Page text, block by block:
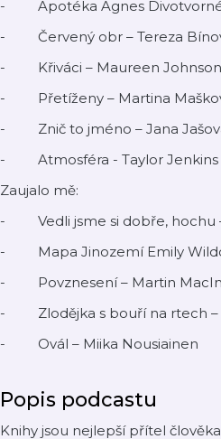
- Apotéka Agnes Divotvorné
- Červený obr – Tereza
- Křiváci – Maureen Johnson
- Přetíženy – Martina
- Znič to jméno – Jana
- Atmosféra - Taylor Jenkins
Zaujalo mě:
- Vedli jsme si dobře, hochu
- Mapa Jinozemí Emily
- Povznesení – Martin
- Zlodějka s bouří na rtech –
- Ovál – Miika Nousiainen
Popis podcastu
Knihy jsou nejlepší přítel